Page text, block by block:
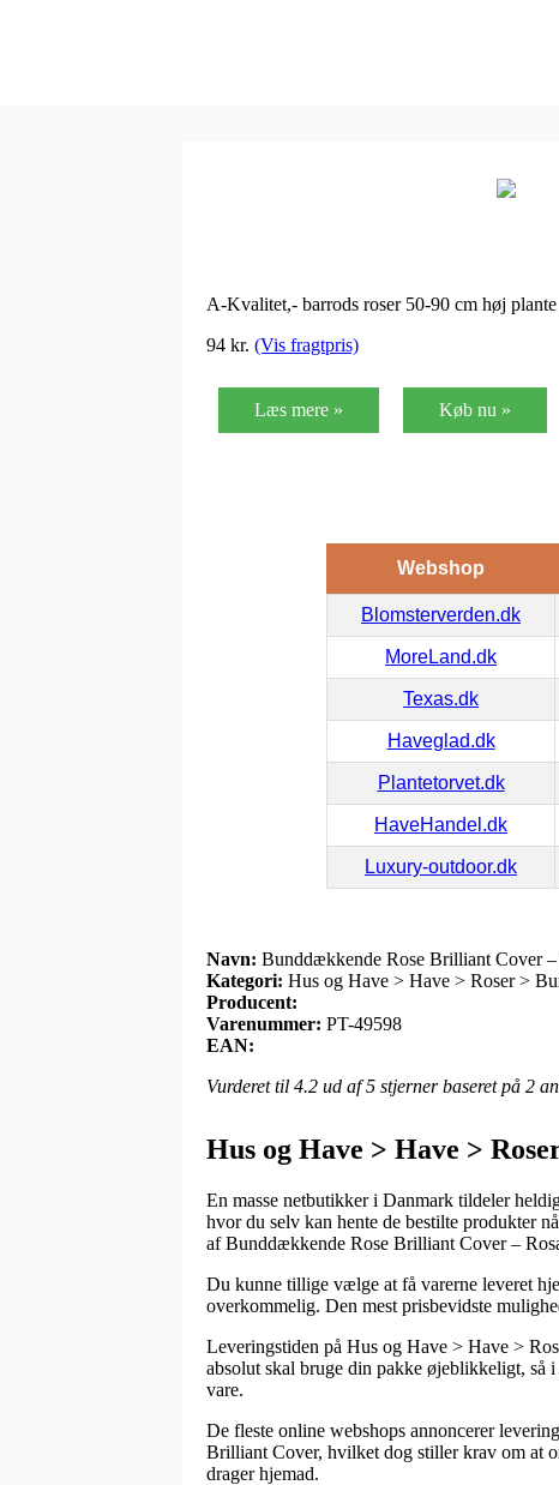
A-Kvalitet,- barrods roser 50-90 cm høj
94 kr. (Vis fragtpris)
Læs mere » Køb nu »
Webshop
Blomsterverden.dk
MoreLand.dk
Texas.dk
Haveglad.dk
Plantetorvet.dk
HaveHandel.dk
Luxury-outdoor.dk
Navn: Bunddækkende Rose Brilliant Cover
Kategori: Hus og Have > Have > Roser >
Producent:
Varenummer: PT-49598
EAN:
Vurderet til 4.2 ud af 5 stjerner baseret på 2
Hus og Have > Have >
En masse netbutikker i Danmark tildeler
hvor du selv kan hente de bestilte produkter
af Bunddækkende Rose Brilliant Cover –
Du kunne tillige vælge at få varerne leveret
overkommelig. Den mest prisbevidste
Leveringstiden på Hus og Have > Have >
absolut skal bruge din pakke øjeblikkeligt, så
vare.
De fleste online webshops annoncerer
Brilliant Cover, hvilket dog stiller krav om at
drager hjemad.